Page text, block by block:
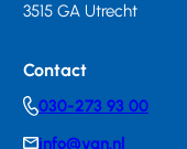
3515 GA Utrecht
Contact
Telephonenumber
030-273 93 00
info@vgn.nl